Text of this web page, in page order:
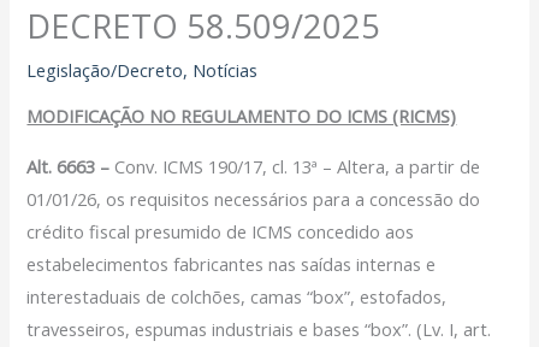
Porque ser um Associado
Contribuição Sindical
Dissídios e Convenções de Trabalho
Serviços
Assessoria Juridica
Convênios
DECRETO 58.509/2025
Legislação/Decreto, Notícias
MODIFICAÇÃO NO REGULAMENTO DO ICMS (RICMS)
Alt. 6663 – Conv. ICMS 190/17, cl. 13ª – Altera, a partir de
01/01/26, os requisitos necessários para a concessão do
crédito fiscal presumido de ICMS concedido aos
estabelecimentos fabricantes nas saídas internas e
interestaduais de colchões, camas “box”, estofados,
travesseiros, espumas industriais e bases “box”. (Lv. I, art.